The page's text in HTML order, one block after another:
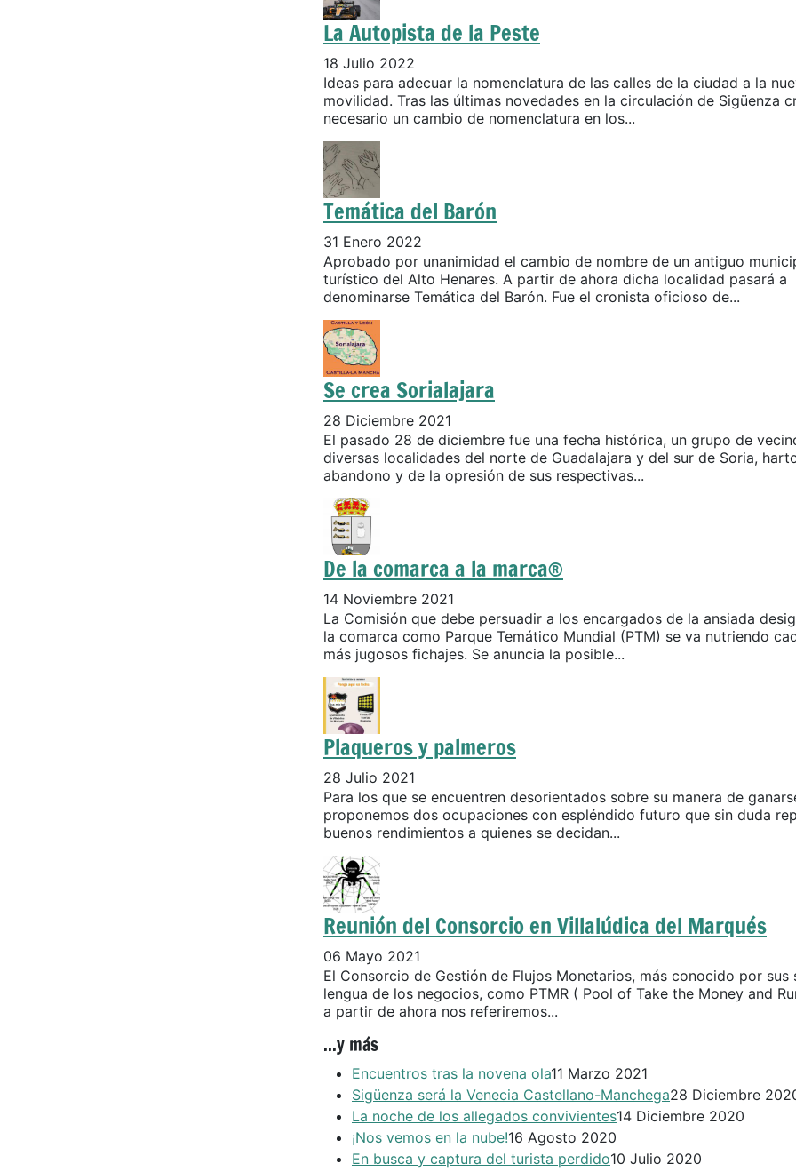
La Autopista de la Peste
18 Julio 2022
Ideas para adecuar la nomenclatura de las calles de la ciudad a la
movilidad. Tras las últimas novedades en la circulación de Sigüenza
necesario un cambio de nomenclatura en los...
Temática del Barón
31 Enero 2022
Aprobado por unanimidad el cambio de nombre de un antiguo
turístico del Alto Henares. A partir de ahora dicha localidad pasará a
denominarse Temática del Barón. Fue el cronista oficioso de...
Se crea Sorialajara
28 Diciembre 2021
El pasado 28 de diciembre fue una fecha histórica, un grupo de
diversas localidades del norte de Guadalajara y del sur de Soria,
abandono y de la opresión de sus respectivas...
De la comarca a la marca®
14 Noviembre 2021
La Comisión que debe persuadir a los encargados de la ansiada
la comarca como Parque Temático Mundial (PTM) se va nutriendo
más jugosos fichajes. Se anuncia la posible...
Plaqueros y palmeros
28 Julio 2021
Para los que se encuentren desorientados sobre su manera de
proponemos dos ocupaciones con espléndido futuro que sin duda
buenos rendimientos a quienes se decidan...
Reunión del Consorcio en Villalúdica del Marqués
06 Mayo 2021
El Consorcio de Gestión de Flujos Monetarios, más conocido por sus
lengua de los negocios, como PTMR ( Pool of Take the Money and
a partir de ahora nos referiremos...
...y más
Encuentros tras la novena ola11 Marzo 2021
Sigüenza será la Venecia Castellano-Manchega28 Diciembre
La noche de los allegados convivientes14 Diciembre 2020
¡Nos vemos en la nube!16 Agosto 2020
En busca y captura del turista perdido10 Julio 2020